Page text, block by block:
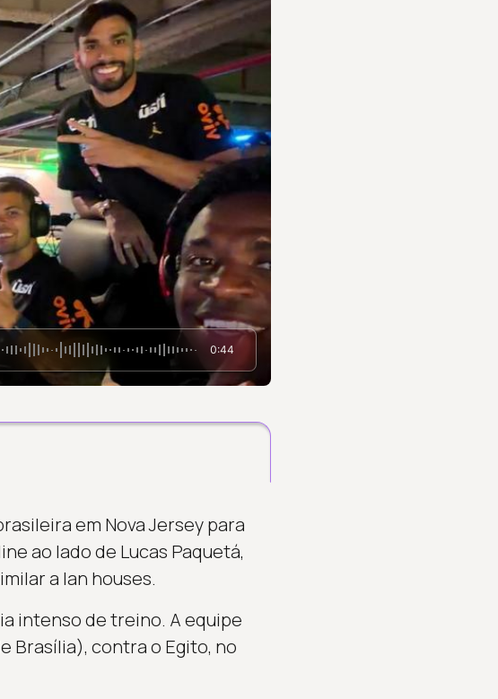
0:44
em Nova Jersey para
ao lado de Lucas Paquetá,
a lan houses.
intenso de treino. A equipe
Brasília), contra o Egito, no